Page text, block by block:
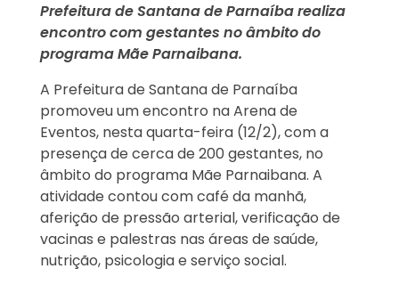
Prefeitura de Santana de Parnaíba realiza
encontro com gestantes no âmbito do
programa Mãe Parnaibana.
A Prefeitura de Santana de Parnaíba
promoveu um encontro na Arena de
Eventos, nesta quarta-feira (12/2), com a
presença de cerca de 200 gestantes, no
âmbito do programa Mãe Parnaibana. A
atividade contou com café da manhã,
aferição de pressão arterial, verificação de
vacinas e palestras nas áreas de saúde,
nutrição, psicologia e serviço social.